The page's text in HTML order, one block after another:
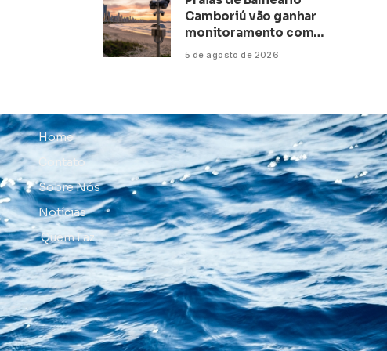
Camboriú vão ganhar
monitoramento com
inteligência artificial
5 de agosto de 2026
Home
Contato
Sobre Nós
Notícias
Quem Faz